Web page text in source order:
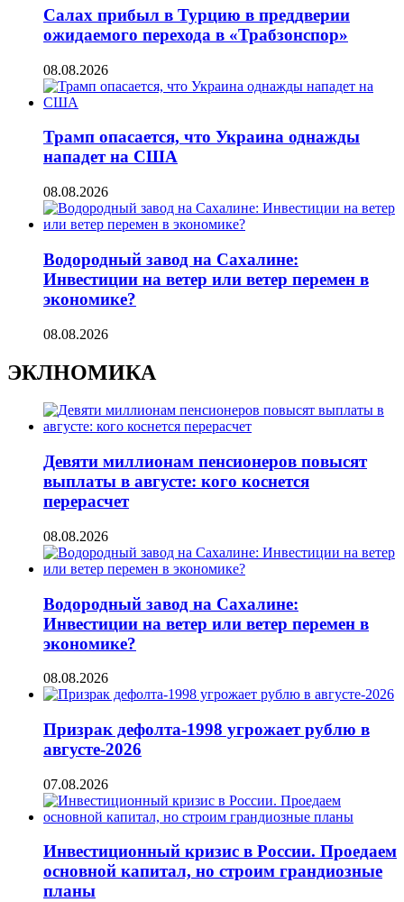
Салах прибыл в Турцию в преддверии
ожидаемого перехода в «Трабзонспор»
08.08.2026
Трамп опасается, что Украина однажды
нападет на США
08.08.2026
Водородный завод на Сахалине:
Инвестиции на ветер или ветер перемен в
экономике?
08.08.2026
ЭКЛНОМИКА
Девяти миллионам пенсионеров повысят
выплаты в августе: кого коснется
перерасчет
08.08.2026
Водородный завод на Сахалине:
Инвестиции на ветер или ветер перемен в
экономике?
08.08.2026
Призрак дефолта-1998 угрожает рублю в
августе-2026
07.08.2026
Инвестиционный кризис в России. Проедаем
основной капитал, но строим грандиозные
планы